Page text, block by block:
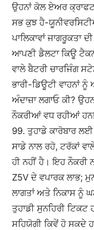
ਉਹਨਾਂ ਕੋਲ ਏਅਰ
ਸਭ ਕੁਝ ਹੈ-
ਪਾਲਿਕਾਵਾਂ ਜਾਗਰੂਕਤਾ
ਆਪਣੀ ਡੈਲਟਾ ਕਿਊ
ਵਾਲੇ ਬੈਟਰੀ ਚਾਰਜਿੰਗ
ਭਾਰੀ-ਡਿਊਟੀ
ਅੰਦਾਜ਼ਾ ਲਗਾਓ ਕੀ?
ਨੌਕਰੀਆਂ ਵਧ ਰਹੀਆਂ ਹਨ!
99. ਤੁਹਾਡੇ ਕਾਰੋਬਾਰ
ਸਾਡੇ ਨਾਲ ਰਹੋ, ਟਰੱਕਾਂ
ਹੀ ਨਹੀਂ ਹੈ। ਇਹ
Z5V ਦੇ ਵਪਾਰਕ ਲਾਭ;
ਲਾਗਤਾਂ ਅਤੇ ਨਿਕਾਸ ਨੂੰ
ਤੁਹਾਡੀ ਸੁਨਹਿਰੀ
ਸਹਿਯੋਗੀ ਕਿਵੇਂ ਹੋ ਸਕਦੇ